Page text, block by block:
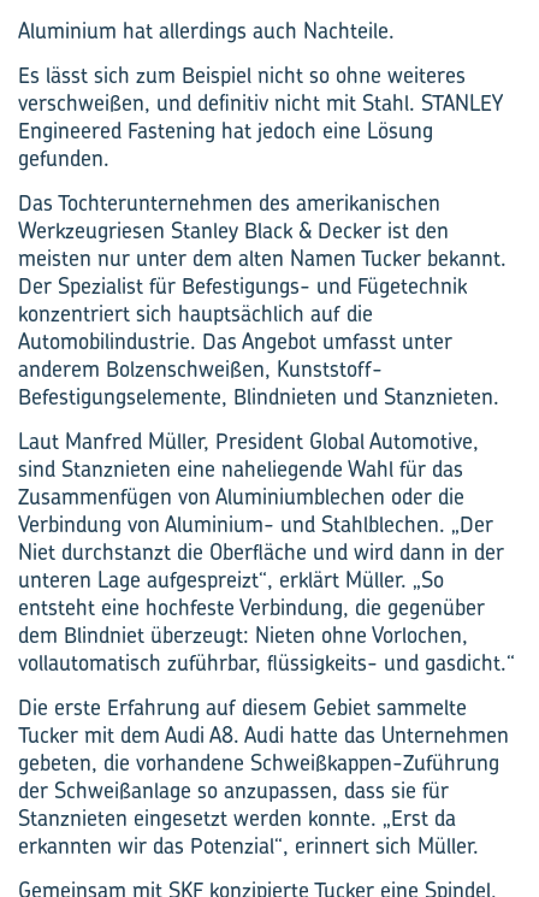
Aluminium hat allerdings auch Nachteile.
Es lässt sich zum Beispiel nicht so ohne weiteres
verschweißen, und definitiv nicht mit Stahl. STANLEY
Engineered Fastening hat jedoch eine Lösung
gefunden.
Das Tochterunternehmen des amerikanischen
Werkzeugriesen Stanley Black & Decker ist den
meisten nur unter dem alten Namen Tucker bekannt.
Der Spezialist für Befestigungs- und Fügetechnik
konzentriert sich hauptsächlich auf die
Automobilindustrie. Das Angebot umfasst unter
anderem Bolzenschweißen, Kunststoff-
Befestigungselemente, Blindnieten und Stanznieten.
Laut Manfred Müller, President Global Automotive,
sind Stanznieten eine naheliegende Wahl für das
Zusammenfügen von Aluminiumblechen oder die
Verbindung von Aluminium- und Stahlblechen. „Der
Niet durchstanzt die Oberfläche und wird dann in der
unteren Lage aufgespreizt“, erklärt Müller. „So
entsteht eine hochfeste Verbindung, die gegenüber
dem Blindniet überzeugt: Nieten ohne Vorlochen,
vollautomatisch zuführbar, flüssigkeits- und gasdicht.“
Die erste Erfahrung auf diesem Gebiet sammelte
Tucker mit dem Audi A8. Audi hatte das Unternehmen
gebeten, die vorhandene Schweißkappen-Zuführung
der Schweißanlage so anzupassen, dass sie für
Stanznieten eingesetzt werden konnte. „Erst da
erkannten wir das Potenzial“, erinnert sich Müller.
Gemeinsam mit SKF konzipierte Tucker eine Spindel,